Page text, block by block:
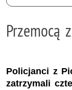
Przemocą
Policjanci z
zatrzymali